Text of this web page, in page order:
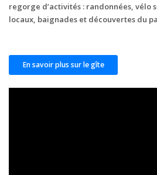
regorge d’activités : randonnées, vélo
locaux, baignades et découvertes du
En savoir plus sur le gîte